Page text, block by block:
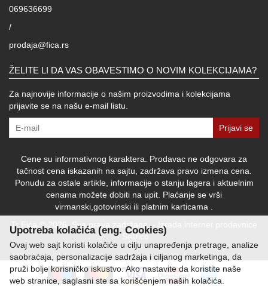
069636699
/
prodaja@fica.rs
ŽELITE LI DA VAS OBAVESTIMO O NOVIM KOLEKCIJAMA?
Za najnovije informacije o našim proizvodima i kolekcijama
prijavite se na našu e-mail listu.
Prijavi se
Cene su informativnog karaktera. Prodavac ne odgovara za
tačnost cena iskazanih na sajtu, zadržava pravo izmena cena.
Ponudu za ostale artikle, informacije o stanju lagera i aktuelnim
cenama možete dobiti na upit. Plaćanje se vrši
virmanski,gotovinski ili platnim karticama .
Tr Fića © 2026. Sva prava zadržana. -
Izrada internet prodavnice
- Selltico.
Upotreba kolačića (eng. Cookies)
Ovaj web sajt koristi kolačiće u cilju unapređenja pretrage, analize
saobraćaja, personalizacije sadržaja i ciljanog marketinga, da
pruži bolje korisničko iskustvo. Ako nastavite da koristite naše
web stranice, saglasni ste sa korišćenjem naših kolačića.